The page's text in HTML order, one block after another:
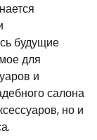
будущие
для
и
салона
но и